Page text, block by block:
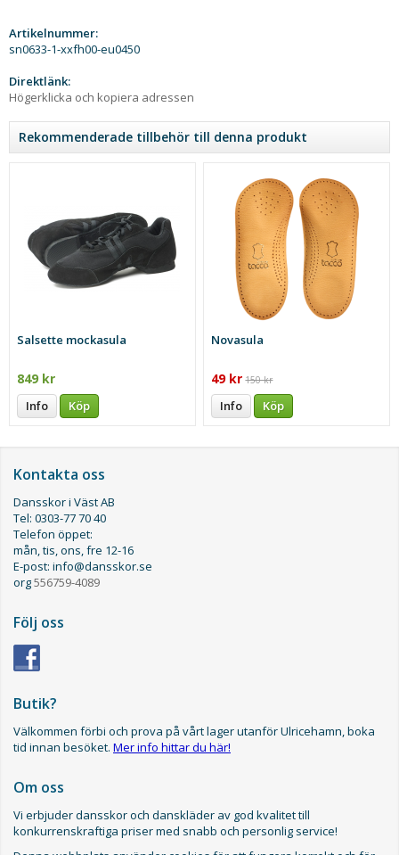
Artikelnummer:
sn0633-1-xxfh00-eu0450
Direktlänk:
Högerklicka och kopiera adressen
Rekommenderade tillbehör till denna produkt
Salsette mockasula
849 kr
Info Köp
Novasula
49 kr 150 kr
Info Köp
Kontakta oss
Dansskor i Väst AB
Tel: 0303-77 70 40
Telefon öppet:
mån, tis, ons, fre 12-16
E-post: info@dansskor.se
org556759-4089
Följ oss
Butik?
Välkommen förbi och prova på vårt lager utanför Ulricehamn, boka
tid innan besöket. Mer info hittar du här!
Om oss
Vi erbjuder dansskor och danskläder av god kvalitet till
konkurrenskraftiga priser med snabb och personlig service!